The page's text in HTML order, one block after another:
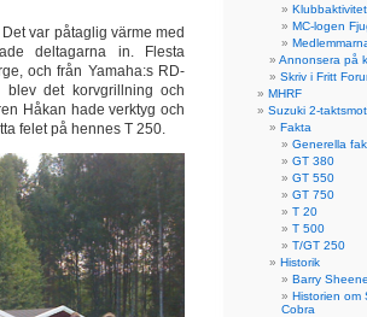
var påtaglig värme med
deltagarna in. Flesta
och från Yamaha:s RD-
det korvgrillning och
Håkan hade verktyg och
felet på hennes T 250.
MC-logen
Annonsera på
Skriv i Fritt
MHRF
Suzuki 2-
Fakta
Generella
GT 380
GT 550
GT 750
T 20
T 500
T/GT 250
Historik
Barry
Historien om
Cobra